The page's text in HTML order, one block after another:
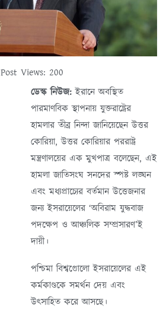
Post Views: 200
ডেস্ক নিউজ: ইরানে অবস্থিত
পারমাণবিক স্থাপনায় যুক্তরাষ্ট্রের
হামলার তীব্র নিন্দা জানিয়েছেন উত্তর
কোরিয়া, উত্তর কোরিয়ার পররাষ্ট্র
মন্ত্রণালয়ের এক মুখপাত্র বলেছেন, এই
হামলা জাতিসংঘ সনদের স্পষ্ট লঙ্ঘন
এবং মধ্যপ্রাচ্যের বর্তমান উত্তেজনার
জন্য ইসরায়েলের ‘অবিরাম যুদ্ধবাজ
পদক্ষেপ ও আঞ্চলিক সম্প্রসারণ’ই
দায়ী।
পশ্চিমা বিশ্বগুোলো ইসরায়েলের এই
কর্মকাণ্ডকে সমর্থন দেয় এবং
উৎসাহিত করে আসছে।